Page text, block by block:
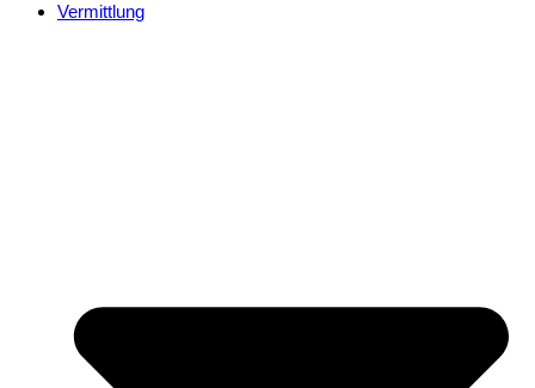
Vermittlung